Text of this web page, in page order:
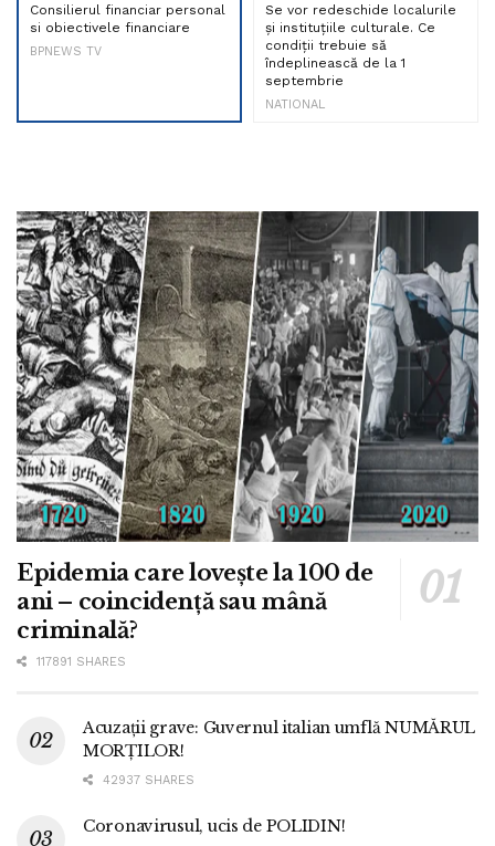
Consilierul financiar personal
si obiectivele financiare
BPNEWS TV
Se vor redeschide localurile
și instituțiile culturale. Ce
condiții trebuie să
îndeplinească de la 1
septembrie
NATIONAL
Epidemia care lovește la 100 de
ani – coincidență sau mână
criminală?
117891 SHARES
Acuzații grave: Guvernul italian umflă NUMĂRUL
MORȚILOR!
42937 SHARES
Coronavirusul, ucis de POLIDIN!